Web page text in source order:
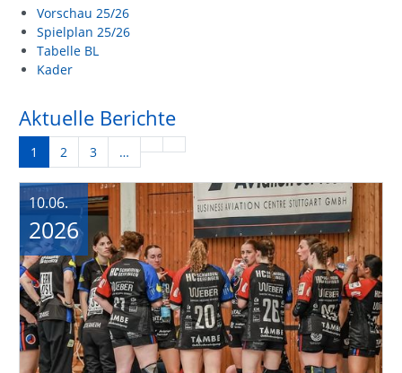
Vorschau 25/26
Spielplan 25/26
Tabelle BL
Kader
Aktuelle Berichte
1 2 3 …
10.06.
2026